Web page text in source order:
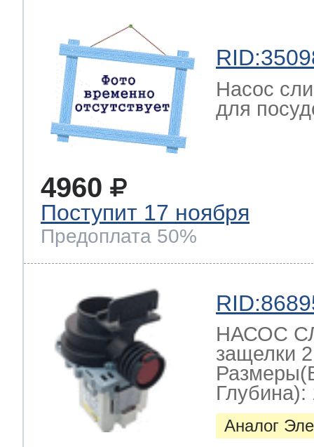
Насос
для
4960
Поступит 17 ноября
Предоплата 50%
НАСОС
защелки
Глубина):
Аналог